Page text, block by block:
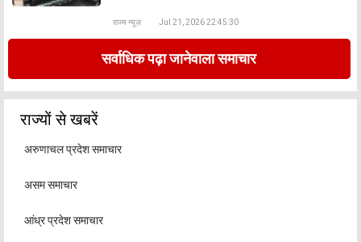
राज्य न्यूज़ Jul 21, 2026 22:45:30
सर्वाधिक पढ़ा जानेवाला समाचार
राज्यों से खबरें
अरुणाचल प्रदेश समाचार
असम समाचार
आंध्र प्रदेश समाचार